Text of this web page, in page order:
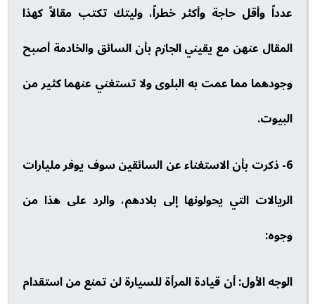
عدداً وأقل حاجة وأكثر خطراً، وليتك تكتب مقالاً كهذا
المقال عنهن مع يقيني الجازم بأن السائق والخادمة أصبح
وجودهما مما عمت به البلوى ولا تستغني عنهما كثير من
البيوت.
6- ذكرت بأن الاستغناء عن السائقين سوف يوفر مليارات
الريالات التي يحولونها إلى بلادهم، والرد على هذا من
وجوه:
الوجه الأول: أن قيادة المرأة للسيارة لن تمنع من استقدام